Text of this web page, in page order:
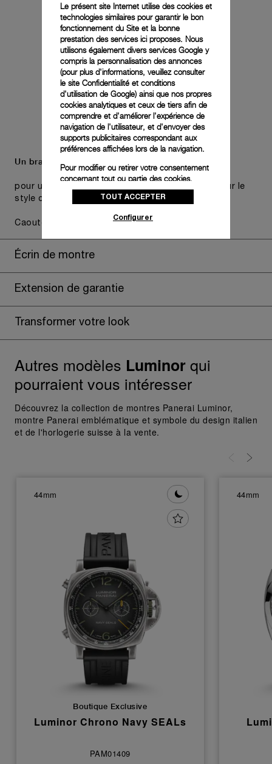
Un bracelet supplémentaire est également inclus,
pour une polyvalence pratique sans compromis sur le
style choisi de la montre.
Caoutchouc bleu foncé, STD, 24/22, BA
Écrin de montre
Extension de garantie
Transformer votre look
Autres modèles Luminorqui
pourraient vous intéresser
Découvrez la collection de montres Panerai Luminor,
montre Panerai emblématique et symbole du design italien
et de l'horlogerie suisse à la vente.
44mm
Boutique Exclusive
Luminor Chrono Navy SEALs
PAM01409
44mm
Le présent site Internet utilise des cookies et
technologies similaires pour garantir le bon
fonctionnement du Site et la bonne
prestation des services ici proposes. Nous
utilisons également divers services Google y
compris la personnalisation des annonces
(pour plus d'informations, veuillez consulter
le site Confidentialité et conditions
d'utilisation de Google) ainsi que nos propres
cookies analytiques et ceux de tiers afin de
comprendre et d'améliorer l'expérience de
navigation de l'utilisateur, et d'envoyer des
supports publicitaires correspondant aux
préférences affichées lors de la navigation.
Pour modifier ou retirer votre consentement
concernant tout ou partie des cookies,
cliquez sur « Configurer » ou consultez notre
politique des cookiespour obtenir plus
donnez votre consentement pour l’utilisation
des cookies susmentionnés
En cliquant sur « Tout refuser », vous
donnez votre consentement uniquement
pour l’utilisation des cookies techniques.
TOUT ACCEPTER
Configurer